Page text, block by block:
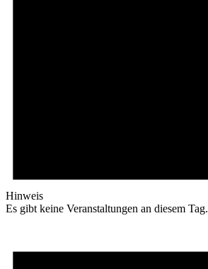
Hinweis
Es gibt keine Veranstaltungen an diesem Tag.